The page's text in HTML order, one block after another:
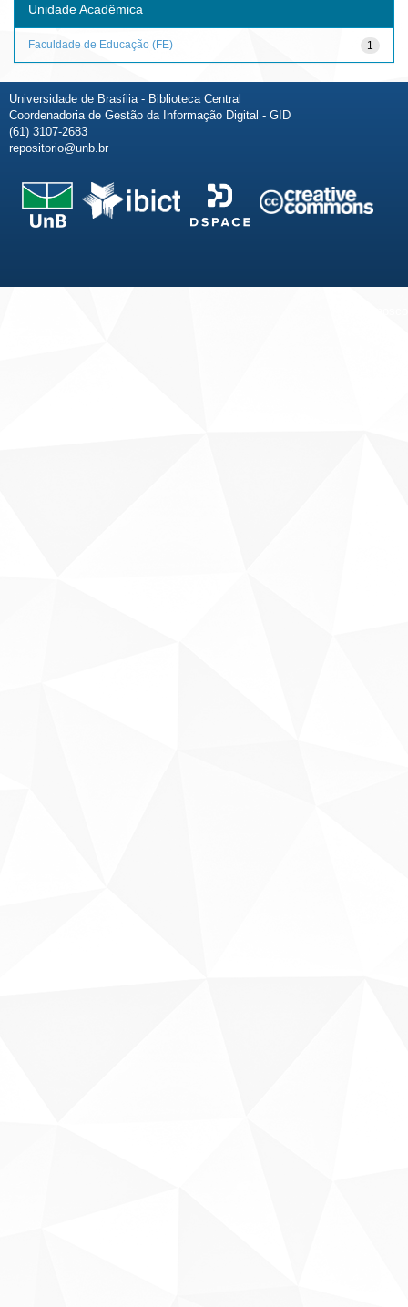
Unidade Acadêmica
1
Faculdade de Educação (FE)
Universidade de Brasília - Biblioteca Central
Coordenadoria de Gestão da Informação Digital - GID
(61) 3107-2683
repositorio@unb.br